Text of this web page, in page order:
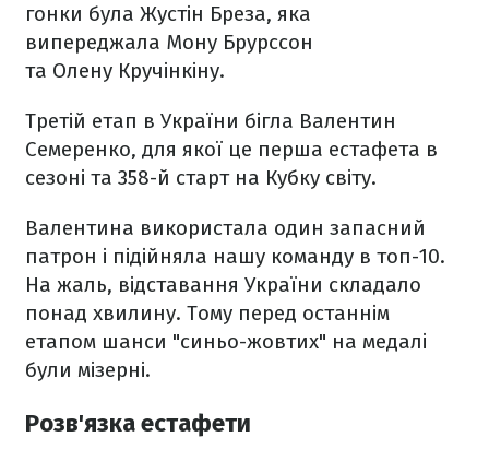
гонки була Жустін Бреза, яка
випереджала Мону Брурссон
та Олену Кручінкіну.
Третій етап в України бігла Валентин
Семеренко, для якої це перша естафета в
сезоні та 358-й старт на Кубку світу.
Валентина використала один запасний
патрон і підійняла нашу команду в топ-10.
На жаль, відставання України складало
понад хвилину. Тому перед останнім
етапом шанси "синьо-жовтих" на медалі
були мізерні.
Розв'язка естафети